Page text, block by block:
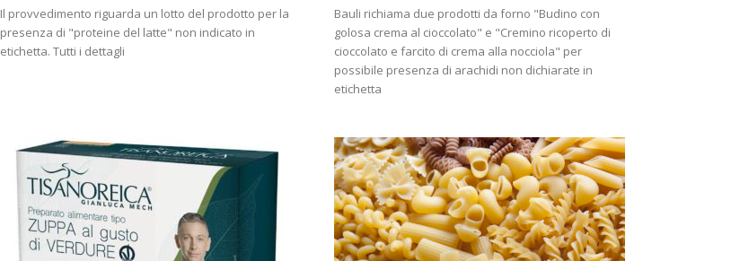
Il provvedimento riguarda un lotto del prodotto per la
presenza di "proteine del latte" non indicato in
etichetta. Tutti i dettagli
Bauli richiama due prodotti da forno "Budino con
golosa crema al cioccolato" e "Cremino ricoperto di
cioccolato e farcito di crema alla nocciola" per
possibile presenza di arachidi non dichiarate in
etichetta